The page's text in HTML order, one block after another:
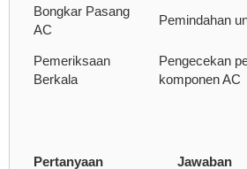
Bongkar Pasang
AC
Pemindahan
Pemeriksaan
Berkala
Pengecekan
komponen AC
Pertanyaan Jawaban